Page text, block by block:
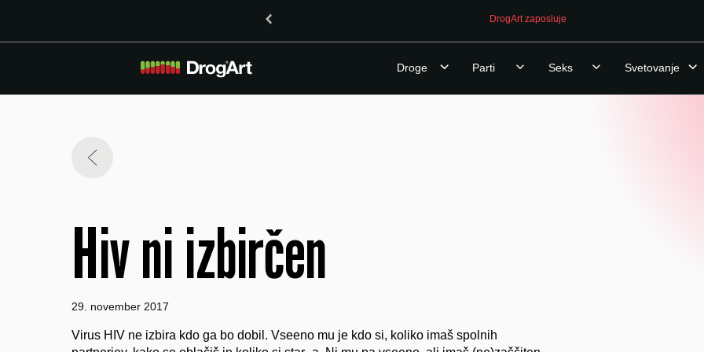
DrogArt zaposluje
Droge Parti Seks Svetovanje
Hiv ni izbirčen
29. november 2017
Virus HIV ne izbira kdo ga bo dobil. Vseeno mu je kdo si, koliko imaš spolnih